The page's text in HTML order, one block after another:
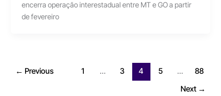
encerra operação interestadual entre MT e GO a partir
de fevereiro
← Previous 1 … 3 4 5 …
88
Next →